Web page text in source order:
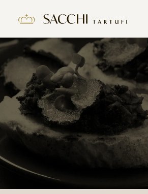
HOME
L’HISTOIRE
PRODUITS
LA TRUFFE
REJOIGNEZ NOUS